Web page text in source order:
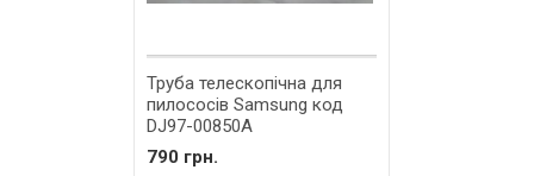
Труба телескопічна для
пилососів Samsung код
DJ97-00850A
790 грн.